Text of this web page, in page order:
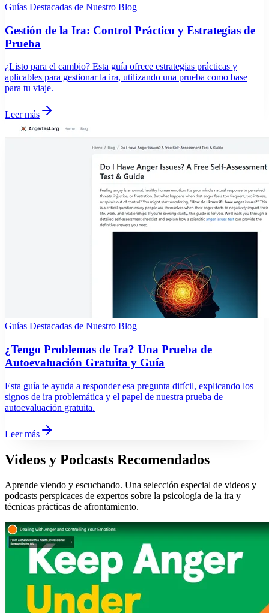
Guías Destacadas de Nuestro Blog
Gestión de la Ira: Control Práctico y Estrategias de
Prueba
¿Listo para el cambio? Esta guía ofrece estrategias prácticas y
aplicables para gestionar la ira, utilizando una prueba como base
para tu viaje.
Leer más
Guías Destacadas de Nuestro Blog
¿Tengo Problemas de Ira? Una Prueba de
Autoevaluación Gratuita y Guía
Esta guía te ayuda a responder esa pregunta difícil, explicando los
signos de ira problemática y el papel de nuestra prueba de
autoevaluación gratuita.
Leer más
Videos y Podcasts Recomendados
Aprende viendo y escuchando. Una selección especial de videos y
podcasts perspicaces de expertos sobre la psicología de la ira y
técnicas prácticas de afrontamiento.